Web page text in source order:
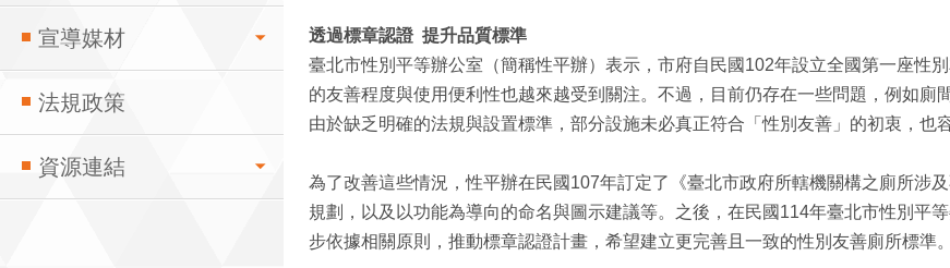
宣導媒材
法規政策
資源連結
透過標章認證 提升品質標準
臺北市性別平等辦公室（簡稱性平辦）表示，市府自民國102年設立全國第一座性
的友善程度與使用便利性也越來越受到關注。不過，目前仍存在一些問題，例如廁
由於缺乏明確的法規與設置標準，部分設施未必真正符合「性別友善」的初衷，也
為了改善這些情況，性平辦在民國107年訂定了《臺北市政府所轄機關構之廁所涉
規劃，以及以功能為導向的命名與圖示建議等。之後，在民國114年臺北市性別平
步依據相關原則，推動標章認證計畫，希望建立更完善且一致的性別友善廁所標準。